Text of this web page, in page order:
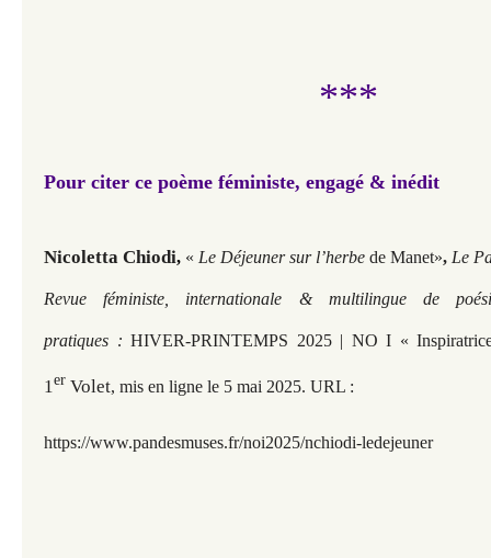
***
Pour citer ce poème féministe, engagé & inédit
Nicoletta Chiodi, « Le Déjeuner sur l’herbe de Manet», Le
Revue féministe, internationale & multilingue de
pratiques : HIVER-PRINTEMPS 2025 | NO I «
1er Volet, mis en ligne le 5 mai 2025. URL :
https://www.pandesmuses.fr/noi2025/nchiodi-ledejeuner